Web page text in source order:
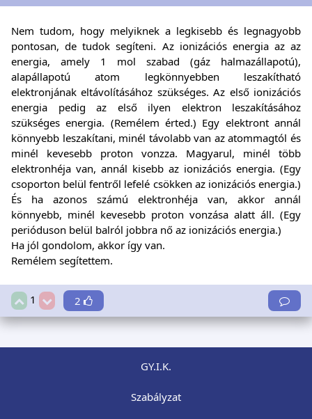
Nem tudom, hogy melyiknek a legkisebb és legnagyobb
pontosan, de tudok segíteni. Az ionizációs energia az az
energia, amely 1 mol szabad (gáz halmazállapotú),
alapállapotú atom legkönnyebben leszakítható
elektronjának eltávolításához szükséges. Az első ionizációs
energia pedig az első ilyen elektron leszakításához
szükséges energia. (Remélem érted.) Egy elektront annál
könnyebb leszakítani, minél távolabb van az atommagtól és
minél kevesebb proton vonzza. Magyarul, minél több
elektronhéja van, annál kisebb az ionizációs energia. (Egy
csoporton belül fentről lefelé csökken az ionizációs energia.)
És ha azonos számú elektronhéja van, akkor annál
könnyebb, minél kevesebb proton vonzása alatt áll. (Egy
perióduson belül balról jobbra nő az ionizációs energia.)
Ha jól gondolom, akkor így van.
Remélem segítettem.
1 2
GY.I.K.
Szabályzat